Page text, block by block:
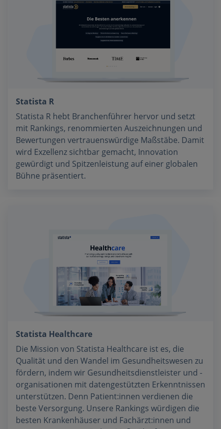
Statista R
Statista R hebt Branchenführer hervor und setzt
mit Rankings, renommierten Auszeichnungen und
Bewertungen vertrauenswürdige Maßstäbe. Damit
wird Exzellenz sichtbar gemacht, Innovation
gewürdigt und Spitzenleistung auf einer globalen
Bühne präsentiert.
Statista Healthcare
Die Mission von Statista Healthcare ist es, die
Qualität und den Wandel im Gesundheitswesen zu
fördern, indem wir Gesundheitsdienstleister und -
organisationen mit datengestützten Erkenntnissen
unterstützen. Denn Patient:innen verdienen die
beste Versorgung. Unsere Rankings würdigen die
besten Krankenhäuser und Fachärzt:innen und